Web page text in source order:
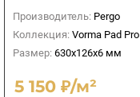
Производитель: Pergo
Коллекция: Vorma Pad Pro
Размер: 630x126x6 мм
5 150 ₽/м²